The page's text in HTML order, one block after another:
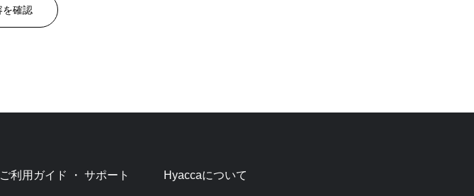
ご利用ガイド ・ サポート Hyaccaについて